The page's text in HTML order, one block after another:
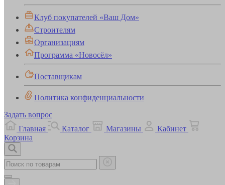
Клуб покупателей «Ваш Дом»
Строителям
Организациям
Программа «Новосёл»
Поставщикам
Политика конфиденциальности
Задать вопрос
Главная
Каталог Магазины
Кабинет
Корзина